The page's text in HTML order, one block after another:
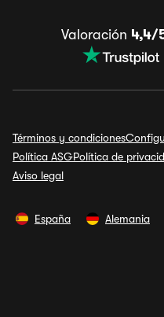
Valoración 4,4/
Términos y condiciones
Política ASGPolítica de
Aviso legal
España Alemania